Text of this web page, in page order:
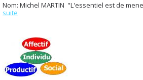
Nom: Michel MARTIN "L'essentiel est de
suite